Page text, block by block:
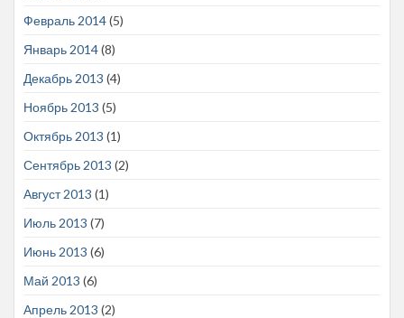
Февраль 2014(5)
Январь 2014(8)
Декабрь 2013 (4)
Ноябрь 2013 (5)
Октябрь 2013 (1)
Сентябрь 2013 (2)
Август 2013 (1)
Июль 2013 (7)
Июнь 2013 (6)
Май 2013 (6)
Апрель 2013 (2)